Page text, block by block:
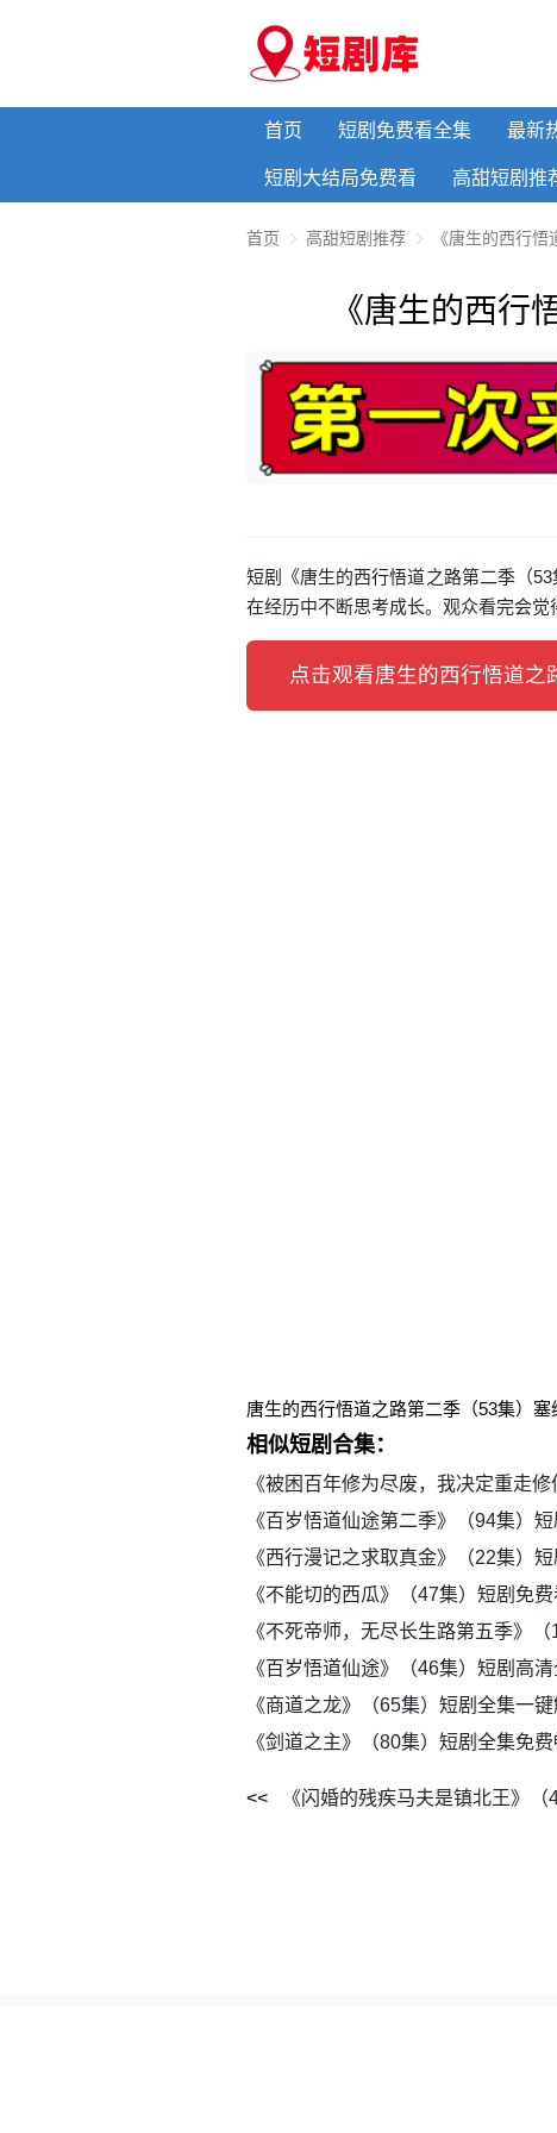
首页 短剧免费看全集 最新
短剧大结局免费看 高甜短剧推
首页 高甜短剧推荐 《唐生的西行
《唐生的西行
短剧《唐生的西行悟道之路第二季（
在经历中不断思考成长。观众看完会觉
点击观看唐生的西行悟道之
唐生的西行悟道之路第二季（53集）
相似短剧合集：
《被困百年修为尽废，我决定重走
《百岁悟道仙途第二季》（94集）
《西行漫记之求取真金》（22集）
《不能切的西瓜》（47集）短剧免
《不死帝师，无尽长生路第五季》
《百岁悟道仙途》（46集）短剧高
《商道之龙》（65集）短剧全集一
《剑道之主》（80集）短剧全集免
《闪婚的残疾马夫是镇北王》